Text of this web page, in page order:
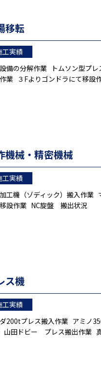
移転
工実績
備の分解作業 トムソン型プ
業 ３Fよりゴンドラにて移設
機械・精密機械
工実績
工機（ゾディック）搬入作
設作業 NC旋盤 搬出状況
ス機
工実績
200tプレス搬入作業 アミノ
山田ドビー プレス搬出作業